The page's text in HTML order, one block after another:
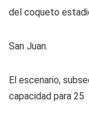
del coqueto
San Juan.
El escenario,
capacidad para 25